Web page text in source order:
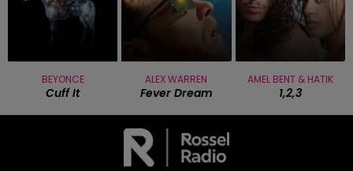
BEYONCE
Cuff It
ALEX WARREN
Fever Dream
AMEL BENT & HATIK
1,2,3